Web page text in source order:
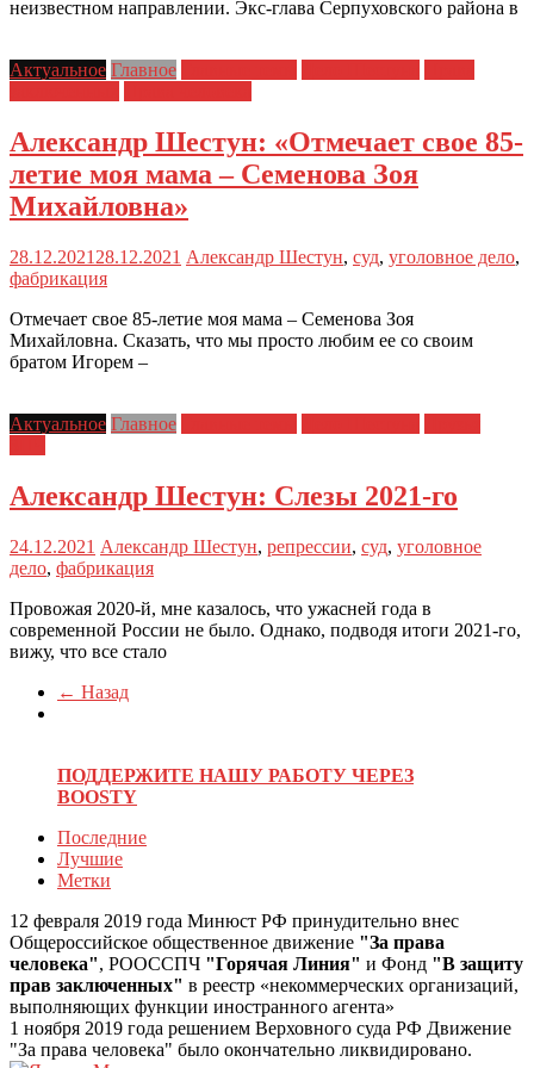
неизвестном направлении. Экс-глава Серпуховского района в
Актуальное Главное
Александр Шестун: «Отмечает свое 85-
летие моя мама – Семенова Зоя
Михайловна»
28.12.2021 28.12.2021 Александр Шестун, суд, уголовное дело,
фабрикация
Отмечает свое 85-летие моя мама – Семенова Зоя
Михайловна. Сказать, что мы просто любим ее со своим
братом Игорем –
Актуальное Главное
Александр Шестун: Слезы 2021-го
24.12.2021 Александр Шестун, репрессии, суд, уголовное
дело, фабрикация
Провожая 2020-й, мне казалось, что ужасней года в
современной России не было. Однако, подводя итоги 2021-го,
вижу, что все стало
← Назад
ПОДДЕРЖИТЕ НАШУ РАБОТУ ЧЕРЕЗ
BOOSTY
Последние
Лучшие
Метки
12 февраля 2019 года Минюст РФ принудительно внес
Общероссийское общественное движение "За права
человека", РООССПЧ "Горячая Линия" и Фонд "В защиту
прав заключенных" в реестр «некоммерческих организаций,
выполняющих функции иностранного агента»
1 ноября 2019 года решением Верховного суда РФ Движение
"За права человека" было окончательно ликвидировано.